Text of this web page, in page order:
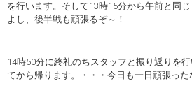
を行います。そして13時15分から午前と同
よし、後半戦も頑張るぞ～！
14時50分に終礼のちスタッフと振り返りを
てから帰ります。・・・今日も一日頑張った